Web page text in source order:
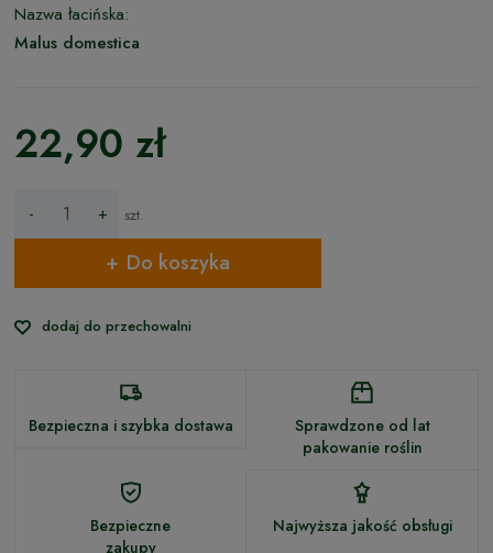
Nazwa łacińska:
Malus domestica
22,90 zł
- + szt.
Do koszyka
dodaj do przechowalni
Bezpieczna i szybka dostawa
Sprawdzone od lat
pakowanie roślin
Bezpieczne
zakupy
Najwyższa jakość obsługi